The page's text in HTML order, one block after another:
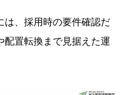
は、採用時の要件確認だ
配置転換まで見据えた運